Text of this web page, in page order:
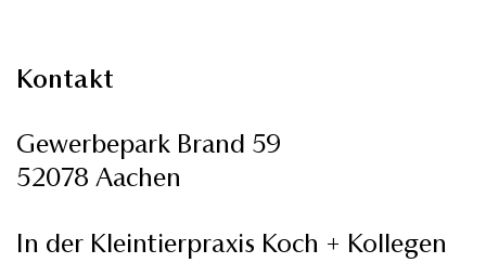
Kontakt
Gewerbepark Brand 59
52078 Aachen
In der Kleintierpraxis Koch + Kollegen